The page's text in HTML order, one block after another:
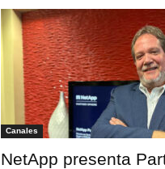
Canales
NetApp presenta